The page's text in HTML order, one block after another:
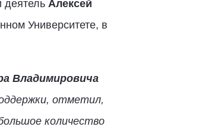
деятель Алексей
Университете, в
Владимировича
отметил,
количество